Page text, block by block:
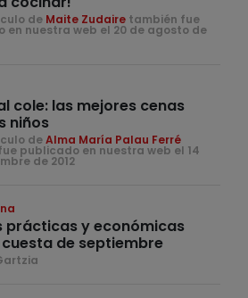
de Maite Zudaire también fue
en nuestra web el 20 de agosto de
cole: las mejores cenas
niños
deAlma María Palau Ferré
publicado en nuestra web el 14
de 2012
prácticas y económicas
de septiembre